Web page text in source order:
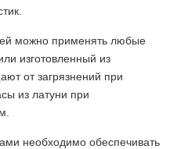
можно применять любые
изготовленный из
от загрязнений при
из латуни при
необходимо обеспечивать